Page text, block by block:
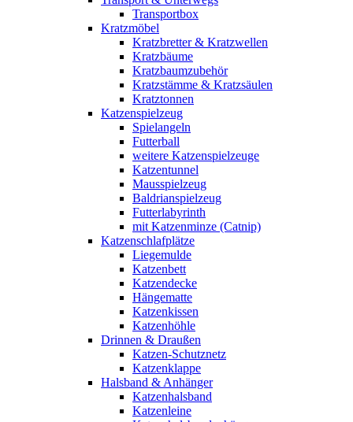
Transportbox
Kratzmöbel
Kratzbretter & Kratzwellen
Kratzbäume
Kratzbaumzubehör
Kratzstämme & Kratzsäulen
Kratztonnen
Katzenspielzeug
Spielangeln
Futterball
weitere Katzenspielzeuge
Katzentunnel
Mausspielzeug
Baldrianspielzeug
Futterlabyrinth
mit Katzenminze (Catnip)
Katzenschlafplätze
Liegemulde
Katzenbett
Katzendecke
Hängematte
Katzenkissen
Katzenhöhle
Drinnen & Draußen
Katzen-Schutznetz
Katzenklappe
Halsband & Anhänger
Katzenhalsband
Katzenleine